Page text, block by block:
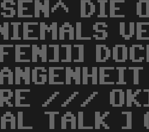
DIE
///
TALK ]